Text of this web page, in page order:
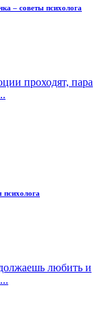
– советы психолога
проходят, пара
психолога
любить и